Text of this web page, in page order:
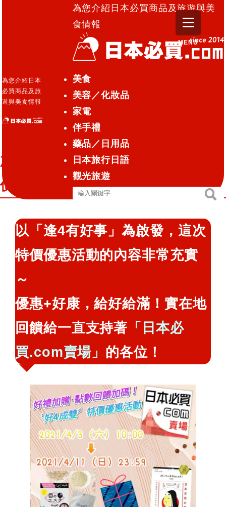
為您介紹日本
必買商品及旅
遊與美食情報
為您介紹日本必買商品及旅遊與美
食情報
美食
美容／化妝品
家電
伴手禮
藥品／日用品
日本旅行日語
觀光旅遊
搜
關
鍵
字:
搜
MENU
禮加贈‧點數回饋加碼！〝好4成雙〞特價優惠活動」
2021.04.03
日本必買.com賣場期間限定「好禮
加贈‧點數回饋加碼！〝好4成雙〞特
價優惠活動」
以「逢4有好事」為啟發，這次
特價優惠活動的內容非常充實
～
優惠+好康，給好給滿！實在地
回饋給一直支持著 「日本必
買.com賣場」 的各位！